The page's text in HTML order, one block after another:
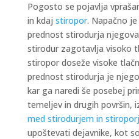
Pogosto se pojavlja
in kdaj stiropor. Napačno
prednost stirodurja
stirodur zagotavlja visoko
stiropor doseže visoke
prednost stirodurja je
kar ga naredi še posebej
temeljev in drugih površin,
med stirodurjem in
upoštevati dejavnike, kot